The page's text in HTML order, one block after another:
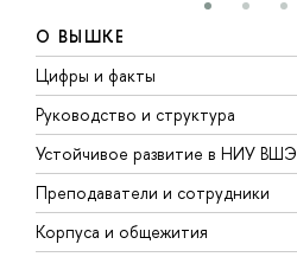
О ВЫШКЕ
Цифры и факты
Руководство и структура
Устойчивое развитие в НИУ ВШЭ
Преподаватели и сотрудники
Корпуса и общежития